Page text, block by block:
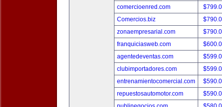
comercioenred.com
Comercios.biz
zonaempresarial.com
franquiciasweb.com
agentedeventas.com
clubimportadores.com
entrenamientocomercial.com
repuestosautomotor.com